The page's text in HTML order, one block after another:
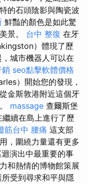
的石頭陰影與陶瓷波
鮮豔的顏色是如此驚
景。 台中 整復 在牙
）體現了歷
城市機器人可以在
銷 seo點擊軟體價格
）開始您的發現，
金斯敦港附近這個牙
massage 查爾斯堡
續在島上進行了歷
筋台中 腰痛 這支部
，圍繞力量還有更多
演出中最重要的事
和熱情的博物館策展
受到尋求和平與隱